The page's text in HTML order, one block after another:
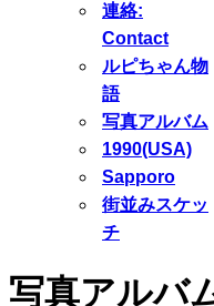
連絡:
Contact
ルピちゃん物
語
写真アルバム
1990(USA)
Sapporo
街並みスケッ
チ
写真アルバ